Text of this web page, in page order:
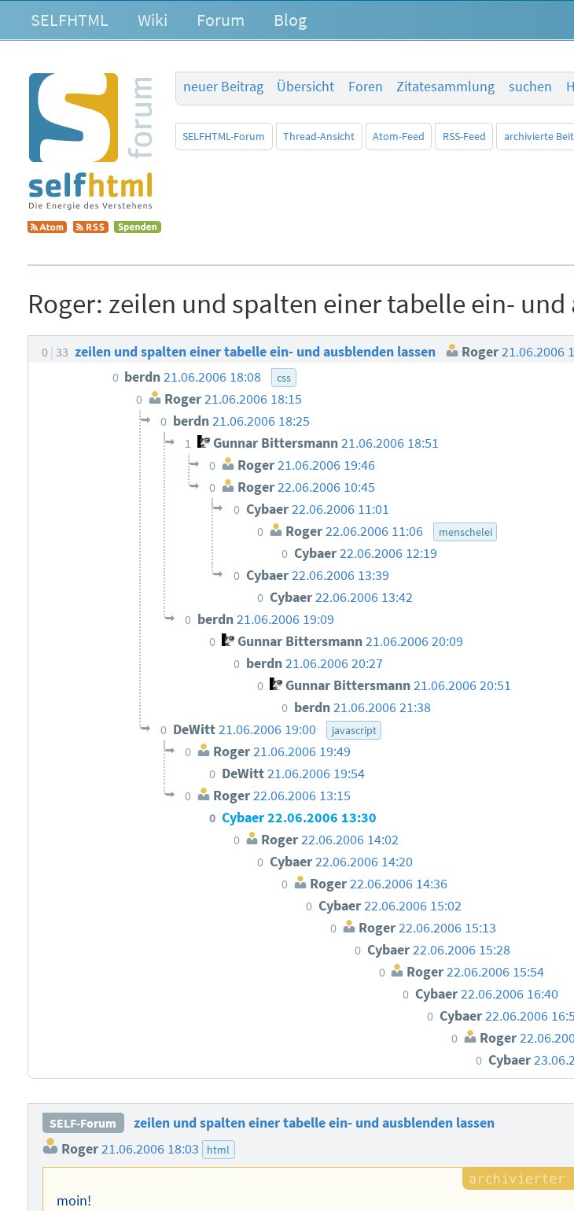
SELFHTML Wiki Forum Blog
neuer Beitrag
Übersicht Foren Zitatesammlung suchen
SELFHTML-Forum Thread-Ansicht Atom-Feed RSS-Feed archivierte
Roger: zeilen und spalten einer tabelle ein- und
0 33 zeilen und spalten einer tabelle ein- und ausblenden lassen Roger21.06.2006
0 berdn21.06.2006 18:08 css
0 Roger21.06.2006 18:15
0 berdn21.06.2006 18:25
1 Gunnar Bittersmann21.06.2006 18:51
0 Roger 21.06.2006 19:46
0 Roger 22.06.2006 10:45
0 Cybaer22.06.2006 11:01
0 Roger22.06.2006 11:06 menschelei
0 Cybaer22.06.2006 12:19
0 Cybaer22.06.2006 13:39
0 Cybaer22.06.2006 13:42
0 berdn21.06.2006 19:09
0 Gunnar Bittersmann 21.06.2006 20:09
0 berdn21.06.2006 20:27
0 Gunnar Bittersmann21.06.2006 20:51
0 berdn21.06.2006 21:38
0 DeWitt21.06.2006 19:00 javascript
0 Roger21.06.2006 19:49
0 DeWitt21.06.2006 19:54
0 Roger22.06.2006 13:15
0 Cybaer22.06.2006 13:30
0 Roger22.06.2006 14:02
0 Cybaer22.06.2006 14:20
0 Roger22.06.2006 14:36
0 Cybaer22.06.2006 15:02
0 Roger22.06.2006 15:13
0 Cybaer22.06.2006 15:28
0 Roger22.06.2006 15:54
0 Cybaer22.06.2006 16:40
0 Cybaer22.06.2006
0 Roger
0 Cybaer
SELF-Forum
zeilen und spalten einer tabelle ein- und ausblenden lassen
Roger21.06.2006 18:03 html
moin!